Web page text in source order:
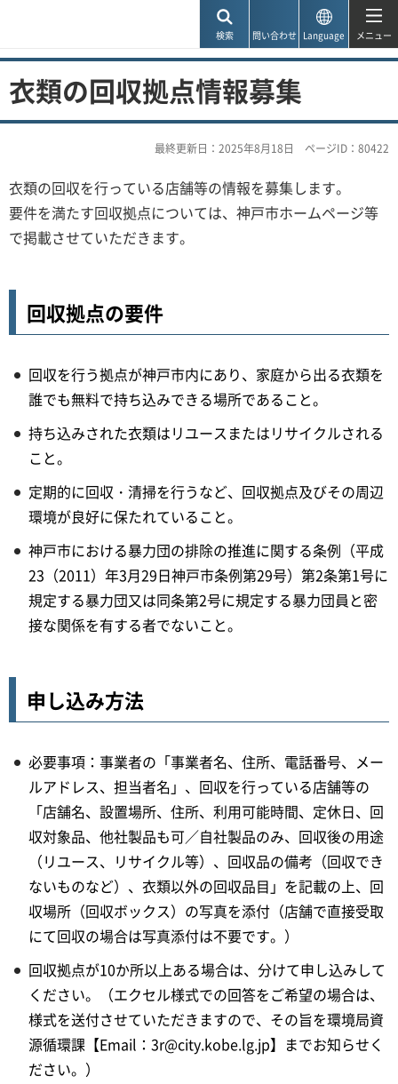
検索 問い合わせ Language メニュー
衣類の回収拠点情報募集
最終更新日：2025年8月18日 ページID：80422
衣類の回収を行っている店舗等の情報を募集します。
要件を満たす回収拠点については、神戸市ホームページ等
で掲載させていただきます。
回収拠点の要件
回収を行う拠点が神戸市内にあり、家庭から出る衣類を
誰でも無料で持ち込みできる場所であること。
持ち込みされた衣類はリユースまたはリサイクルされる
こと。
定期的に回収・清掃を行うなど、回収拠点及びその周辺
環境が良好に保たれていること。
神戸市における暴力団の排除の推進に関する条例（平成
23（2011）年3月29日神戸市条例第29号）第2条第1号に
規定する暴力団又は同条第2号に規定する暴力団員と密
接な関係を有する者でないこと。
申し込み方法
必要事項：事業者の「事業者名、住所、電話番号、メー
ルアドレス、担当者名」、回収を行っている店舗等の
「店舗名、設置場所、住所、利用可能時間、定休日、回
収対象品、他社製品も可／自社製品のみ、回収後の用途
（リユース、リサイクル等）、回収品の備考（回収でき
ないものなど）、衣類以外の回収品目」を記載の上、回
収場所（回収ボックス）の写真を添付（店舗で直接受取
にて回収の場合は写真添付は不要です。）
回収拠点が10か所以上ある場合は、分けて申し込みして
ください。（エクセル様式での回答をご希望の場合は、
様式を送付させていただきますので、その旨を環境局資
源循環課【Email：3r@city.kobe.lg.jp】までお知らせく
ださい。）